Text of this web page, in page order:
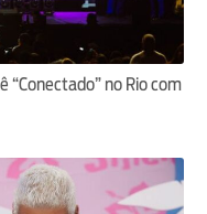
“Conectado” no Rio com